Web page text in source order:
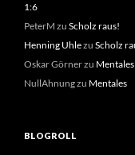
1:6
PeterM zu Scholz raus!
Henning Uhlezu Scholz
Oskar Görnerzu Mentales
NullAhnungzu Mentales
BLOGROLL